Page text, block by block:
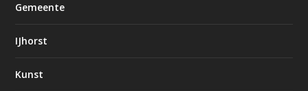
Gemeente
IJhorst
Kunst